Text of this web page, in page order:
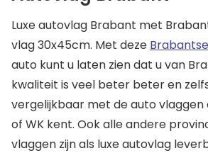
Luxe autovlag Brabant met
vlag 30x45cm. Met deze
auto kunt u laten zien dat u van
kwaliteit is veel beter beter en
vergelijkbaar met de auto vlaggen
of WK kent. Ook alle andere
vlaggen zijn als luxe autovlag